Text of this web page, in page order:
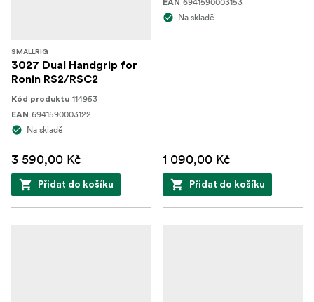
SMALLRIG
3027 Dual Handgrip for
Ronin RS2/RSC2
Kód produktu 114953
EAN 6941590003122
Na skladě
3 590,00 Kč
Přidat do košíku
EAN
Na skladě
1 090,00 Kč
Přidat do košíku